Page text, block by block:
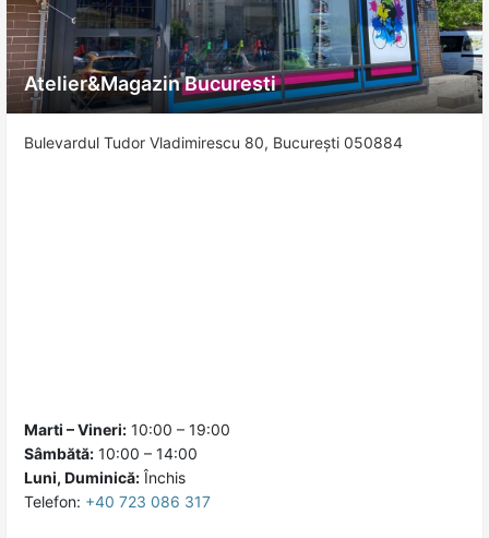
Atelier&Magazin Bucuresti
Bulevardul Tudor Vladimirescu 80, București 050884
Marti – Vineri: 10:00 – 19:00
Sâmbătă: 10:00 – 14:00
Luni, Duminică: Închis
Telefon: +40 723 086 317